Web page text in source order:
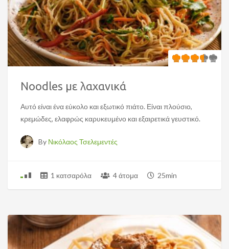
Noodles με λαχανικά
Αυτό είναι ένα εύκολο και εξωτικό πιάτο. Είναι πλούσιο,
κρεμώδες, ελαφρώς καρυκευμένο και εξαιρετικά γευστικό.
By Νικόλαος Τσελεμεντές
1 κατσαρόλα 4 άτομα 25min